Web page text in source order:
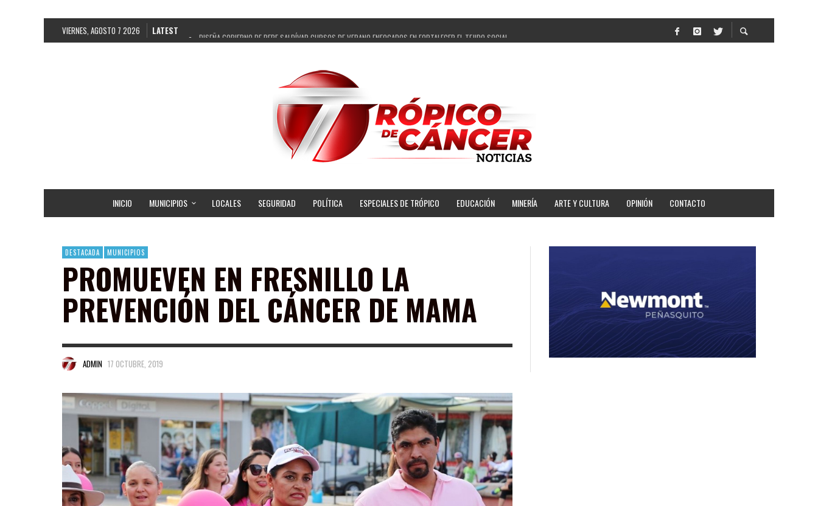
VIERNES, AGOSTO 7 2026 LATEST
DISEÑA GOBIERNO DE PEPE SALDÍVAR CURSOS DE VERANO ENFOCADOS EN FORTALECER EL TEJIDO SOCIAL
FORTALECE GOBIERNO DE PEPE SALDÍVAR LA EDUCACIÓN EN LA ZACATECANA CON COMODATO DE CENTRO DE BIENESTAR
GOBIERNO DE PEPE SALDÍVAR Y GRUPO FEMSA GENERAN MÁS DE 3 MIL EMPLEOS EN GUADALUPE
CUARTA FERIA EXPO AGROPECUARIA TRAJO BENEFICIO DIRECTO A GUADALUPE: PEPE SALDÍVAR
RECONOCE PEPE SALDÍVAR A ARTISTA ZACATECANA VICTORIA HERNÁNDEZ
SON MUJERES GUADALUPENSES PRINCIPALES BENEFICIADAS DEL PROGRAMA VIVIENDAS PARA EL BIENESTAR
INICIO MUNICIPIOS LOCALES SEGURIDAD POLÍTICA ESPECIALES DE TRÓPICO EDUCACIÓN MINERÍA ARTE Y CULTURA OPINIÓN CONTACTO
DESTACADA MUNICIPIOS
PROMUEVEN EN FRESNILLO LA
PREVENCIÓN DEL CÁNCER DE MAMA
ADMIN 17 OCTUBRE, 2019